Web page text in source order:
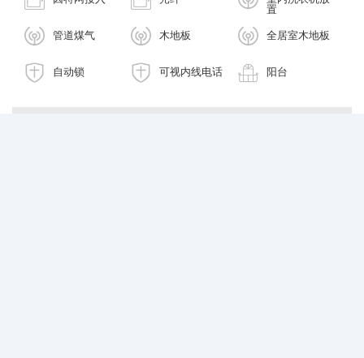
置
管道煤气
木地板 全居室木地板
自动锁 可视内线电话 阳台